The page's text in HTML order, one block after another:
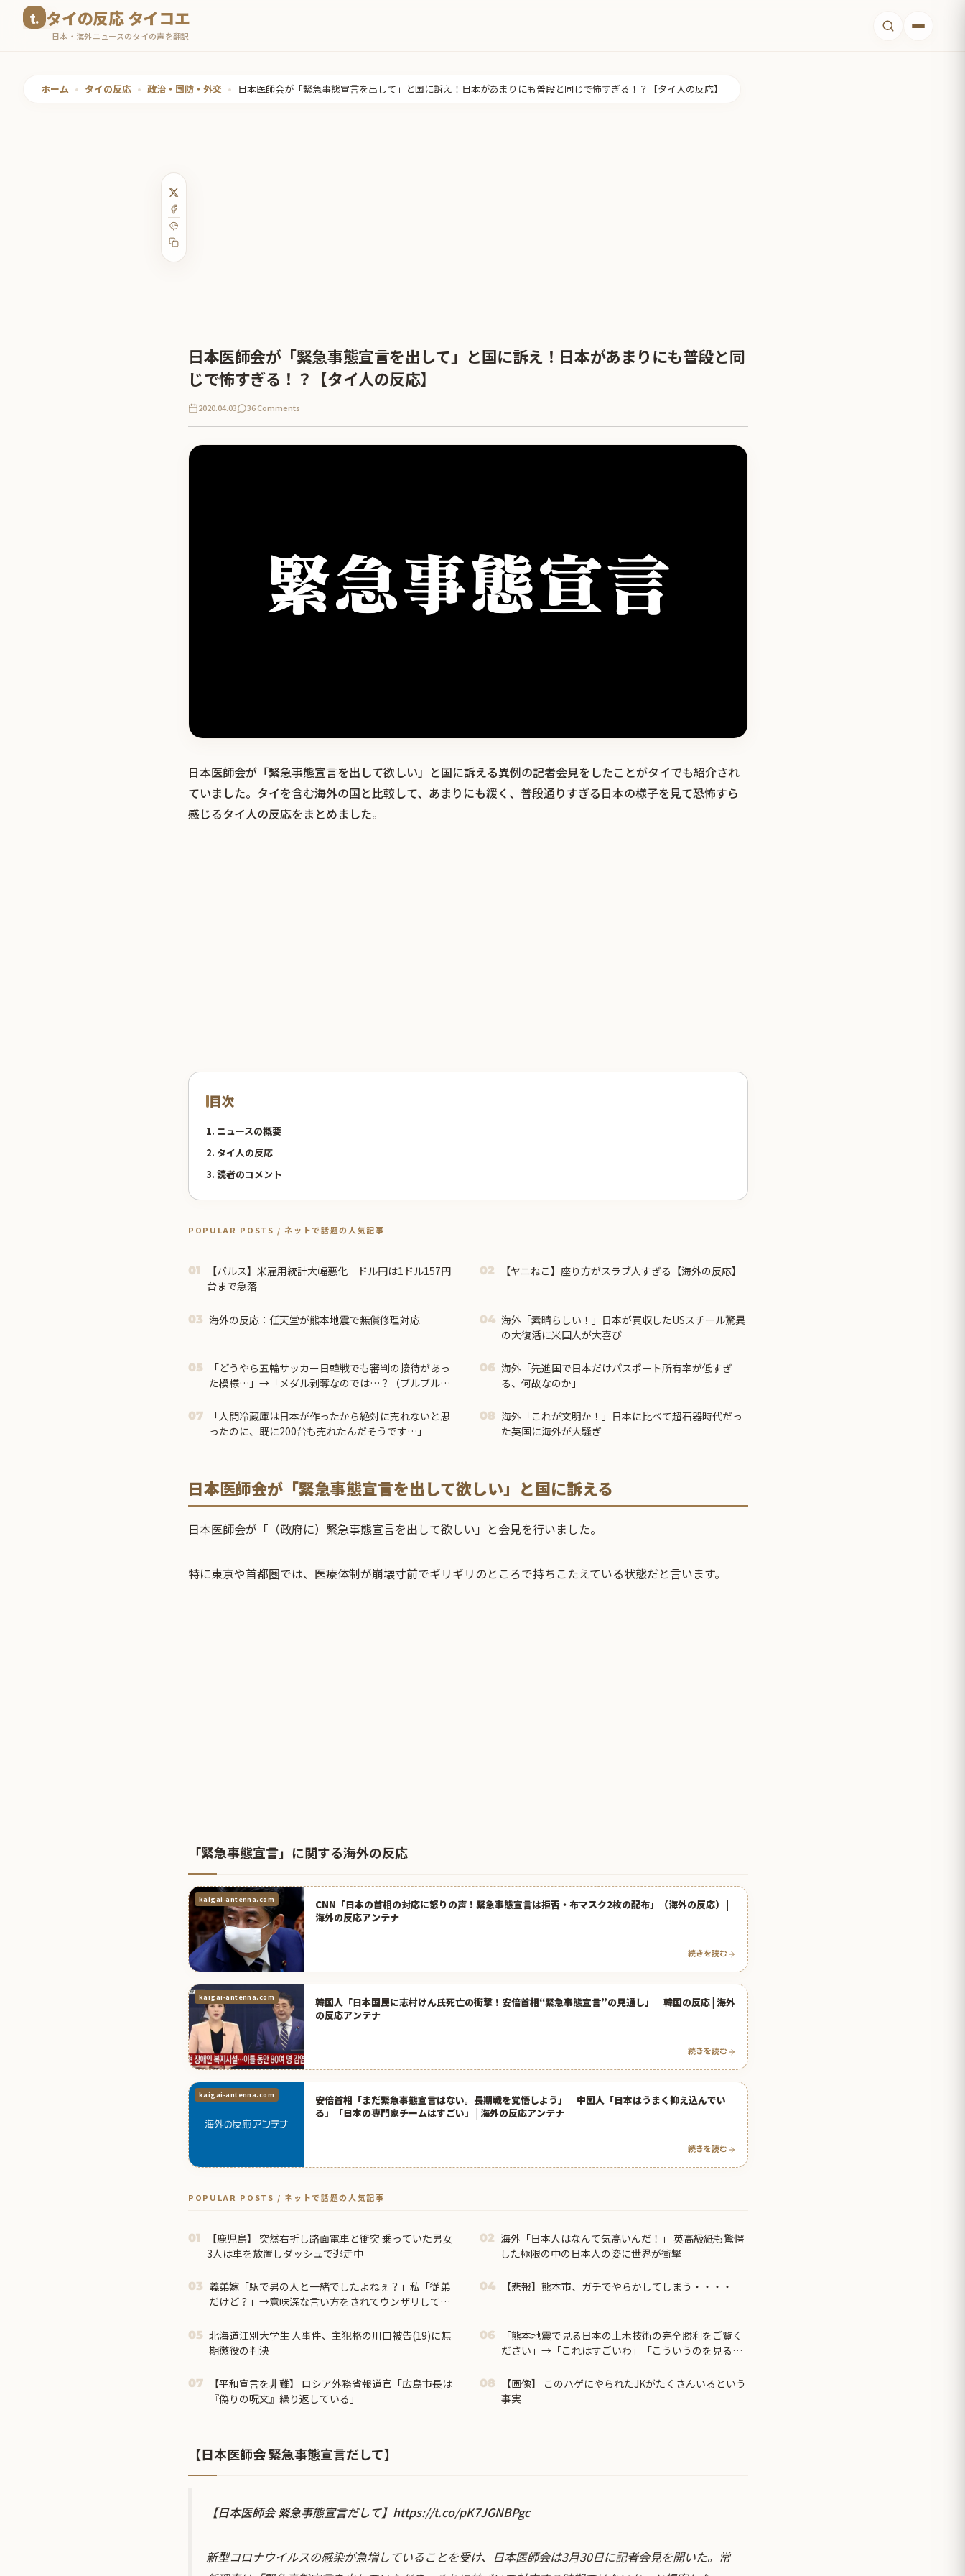
タイの反応 タイコエ
日本・海外ニュースのタイの声を翻訳
ホーム • タイの反応 • 政治・国防・外交 • 日本医師会が「緊急事態宣言を出して」と国に訴え！日本があまりにも普段と同じで怖すぎる！？【タイ人の反応】
日本医師会が「緊急事態宣言を出して」と国に訴え！日本があまりにも普段と同
じで怖すぎる！？【タイ人の反応】
2020.04.03 36 Comments
日本医師会が「緊急事態宣言を出して欲しい」と国に訴える異例の記者会見をしたことがタイでも紹介され
ていました。タイを含む海外の国と比較して、あまりにも緩く、普段通りすぎる日本の様子を見て恐怖すら
感じるタイ人の反応をまとめました。
目次
1. ニュースの概要
2. タイ人の反応
3. 読者のコメント
POPULAR POSTS / ネットで話題の人気記事
01
【バルス】米雇用統計大幅悪化 ドル円は1ドル157円
台まで急落
02 【ヤニねこ】座り方がスラブ人すぎる【海外の反応】
03 海外の反応：任天堂が熊本地震で無償修理対応 04 海外「素晴らしい！」日本が買収したUSスチール驚異
の大復活に米国人が大喜び
05
「どうやら五輪サッカー日韓戦でも審判の接待があっ
た模様…」→「メダル剥奪なのでは…？（ブルブル」
06 海外「先進国で日本だけパスポート所有率が低すぎ
る、何故なのか」
07
「人間冷蔵庫は日本が作ったから絶対に売れないと思
ったのに、既に200台も売れたんだそうです…」
08 海外「これが文明か！」日本に比べて超石器時代だっ
た英国に海外が大騒ぎ
日本医師会が「緊急事態宣言を出して欲しい」と国に訴える
日本医師会が「（政府に）緊急事態宣言を出して欲しい」と会見を行いました。
特に東京や首都圏では、医療体制が崩壊寸前でギリギリのところで持ちこたえている状態だと言います。
「緊急事態宣言」に関する海外の反応
kaigai-antenna.com
CNN「日本の首相の対応に怒りの声！緊急事態宣言は拒否・布マスク2枚の配布」（海外の反応） |
海外の反応アンテナ
続きを読む
kaigai-antenna.com
韓国人「日本国民に志村けん氏死亡の衝撃！安倍首相“緊急事態宣言”の見通し」 韓国の反応 | 海外
の反応アンテナ
続きを読む
kaigai-antenna.com
安倍首相「まだ緊急事態宣言はない。長期戦を覚悟しよう」 中国人「日本はうまく抑え込んでい
る」「日本の専門家チームはすごい」 | 海外の反応アンテナ
続きを読む
POPULAR POSTS / ネットで話題の人気記事
01
【鹿児島】 突然右折し路面電車と衝突 乗っていた男女
3人は車を放置しダッシュで逃走中
02 海外「日本人はなんて気高いんだ！」 英高級紙も驚愕
した極限の中の日本人の姿に世界が衝撃
03 義弟嫁「駅で男の人と一緒でしたよねぇ？」私「従弟
だけど？」→意味深な言い方をされてウンザリして…
04 【悲報】熊本市、ガチでやらかしてしまう・・・・
05 北海道江別大学生 人事件、主犯格の川口被告(19)に無
期懲役の判決
06
「熊本地震で見る日本の土木技術の完全勝利をご覧く
ださい」→「これはすごいわ」「こういうのを見ると
がまさに経験値である」
07
【平和宣言を非難】 ロシア外務省報道官「広島市長は
『偽りの呪文』繰り返している」
08
【画像】 このハゲにやられたJKがたくさんいるという
事実
【日本医師会 緊急事態宣言だして】
【日本医師会 緊急事態宣言だして】 https://t.co/pK7JGNBPgc
新型コロナウイルスの感染が急増していることを受け、日本医師会は3月30日に記者会見を開いた。常